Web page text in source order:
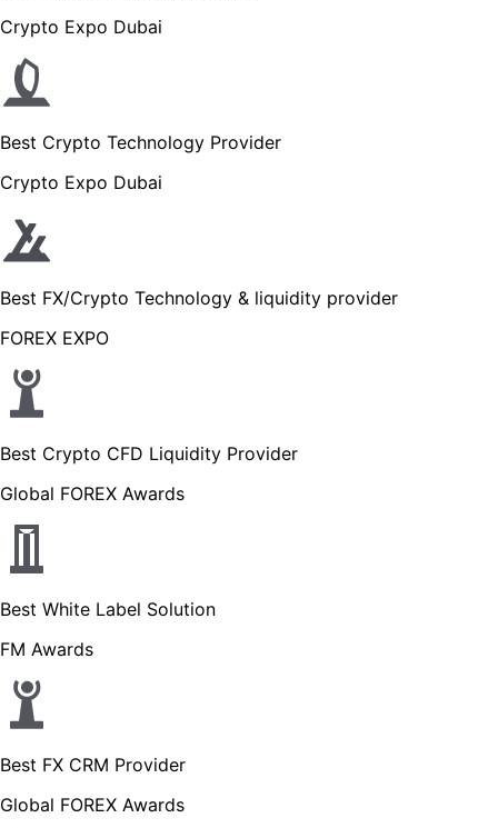
Crypto Expo Dubai
Best Crypto Technology Provider
Crypto Expo Dubai
Best FX/Crypto Technology & liquidity provider
FOREX EXPO
Best Crypto CFD Liquidity Provider
Global FOREX Awards
Best White Label Solution
FM Awards
Best FX CRM Provider
Global FOREX Awards